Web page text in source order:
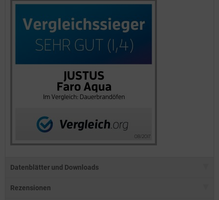
Datenblätter und Downloads
Rezensionen